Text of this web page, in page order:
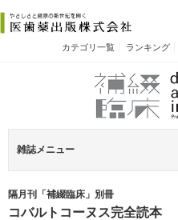
カテゴリ一覧 ランキング
雑誌メニュー
隔月刊「補綴臨床」別冊
コバルトコーヌス完全読本